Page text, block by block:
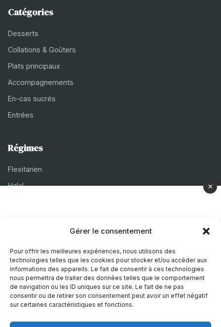
Gérer le consentement
Pour offrir les meilleures expériences, nous utilisons des
technologies telles que les cookies pour stocker et/ou accéder aux
informations des appareils. Le fait de consentir à ces technologies
nous permettra de traiter des données telles que le comportement
de navigation ou les ID uniques sur ce site. Le fait de ne pas
consentir ou de retirer son consentement peut avoir un effet négatif
sur certaines caractéristiques et fonctions.
Catégories
Desserts
Collations & Goûters
Plats principaux
Accompagnements
En-cas sucrés
Entrées
Régimes
Flexitarien
Halal
À propos
Mentions légales
Politique de confidentialité
Politique de cookies
×